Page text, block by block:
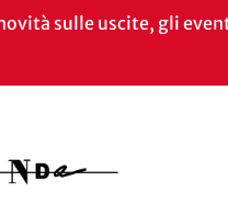
sulle uscite, gli